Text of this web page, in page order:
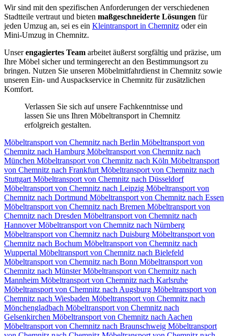
Wir sind mit den spezifischen Anforderungen der verschiedenen
Stadtteile vertraut und bieten maßgeschneiderte Lösungen für
jeden Umzug an, sei es ein Kleintransport in Chemnitz oder ein
Mini-Umzug in Chemnitz.
Unserengagiertes Team arbeitet äußerst sorgfältig und präzise, um
Ihre Möbel sicher und termingerecht an den Bestimmungsort zu
bringen. Nutzen Sie unseren Möbelmitfahrdienst in Chemnitz sowie
unseren Ein- und Auspackservice in Chemnitz für zusätzlichen
Komfort.
Verlassen Sie sich auf unsere Fachkenntnisse und
lassen Sie uns Ihren Möbeltransport in Chemnitz
erfolgreich gestalten.
Möbeltransport von Chemnitz nach Berlin Möbeltransport von
Chemnitz nach Hamburg Möbeltransport von Chemnitz nach
München Möbeltransport von Chemnitz nach Köln Möbeltransport
von Chemnitz nach Frankfurt Möbeltransport von Chemnitz nach
Stuttgart Möbeltransport von Chemnitz nach Düsseldorf
Möbeltransport von Chemnitz nach Leipzig Möbeltransport von
Chemnitz nach Dortmund Möbeltransport von Chemnitz nach Essen
Möbeltransport von Chemnitz nach Bremen Möbeltransport von
Chemnitz nach Dresden Möbeltransport von Chemnitz nach
HannoverMöbeltransport von Chemnitz nach Nürnberg
Möbeltransport von Chemnitz nach Duisburg Möbeltransport von
Chemnitz nach Bochum Möbeltransport von Chemnitz nach
Wuppertal Möbeltransport von Chemnitz nach Bielefeld
Möbeltransport von Chemnitz nach Bonn Möbeltransport von
Chemnitz nach MünsterMöbeltransport von Chemnitz nach
Mannheim Möbeltransport von Chemnitz nach Karlsruhe
Möbeltransport von Chemnitz nach Augsburg Möbeltransport von
Chemnitz nach Wiesbaden Möbeltransport von Chemnitz nach
Mönchengladbach Möbeltransport von Chemnitz nach
Gelsenkirchen Möbeltransport von Chemnitz nach Aachen
Möbeltransport von Chemnitz nach Braunschweig Möbeltransport